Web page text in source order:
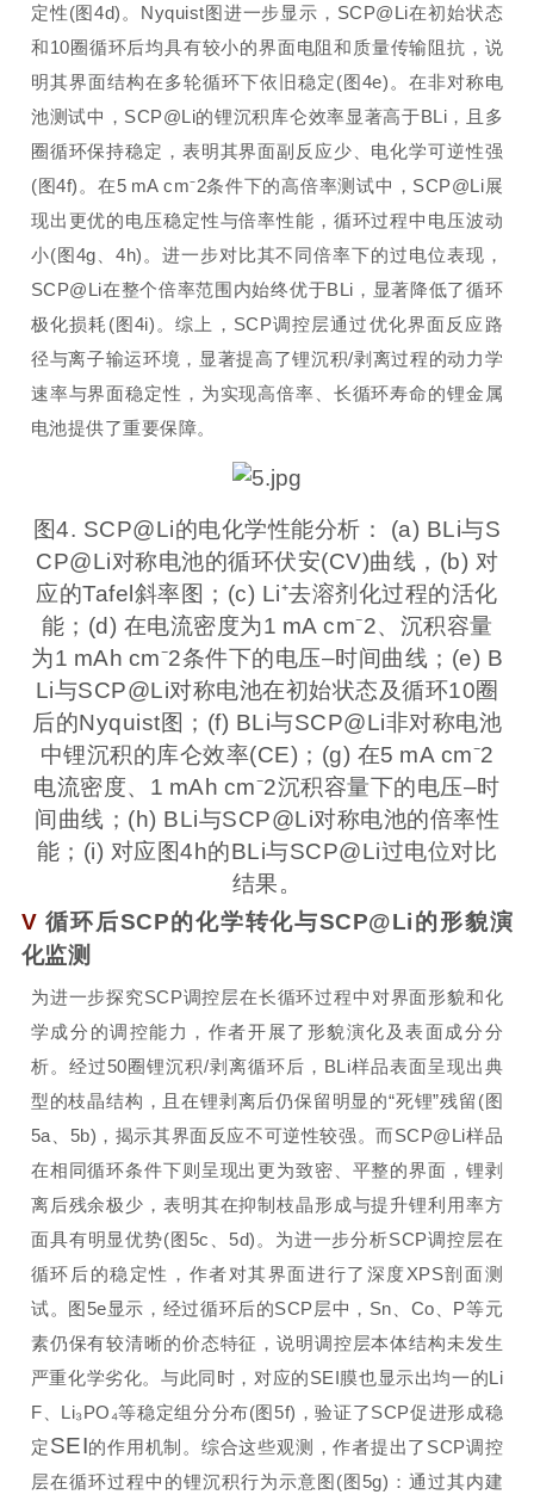
定性(图4d)。Nyquist图进一步显示，SCP@Li在初始状态
和10圈循环后均具有较小的界面电阻和质量传输阻抗，说
明其界面结构在多轮循环下依旧稳定(图4e)。在非对称电
池测试中，SCP@Li的锂沉积库仑效率显著高于BLi，且多
圈循环保持稳定，表明其界面副反应少、电化学可逆性强
(图4f)。在5 mA cm⁻2条件下的高倍率测试中，SCP@Li展
现出更优的电压稳定性与倍率性能，循环过程中电压波动
小(图4g、4h)。进一步对比其不同倍率下的过电位表现，
SCP@Li在整个倍率范围内始终优于BLi，显著降低了循环
极化损耗(图4i)。综上，SCP调控层通过优化界面反应路
径与离子输运环境，显著提高了锂沉积/剥离过程的动力学
速率与界面稳定性，为实现高倍率、长循环寿命的锂金属
电池提供了重要保障。
图4. SCP@Li的电化学性能分析： (a) BLi与S
CP@Li对称电池的循环伏安(CV)曲线，(b) 对
应的Tafel斜率图；(c) Li⁺去溶剂化过程的活化
能；(d) 在电流密度为1 mA cm⁻2、沉积容量
为1 mAh cm⁻2条件下的电压–时间曲线；(e) B
Li与SCP@Li对称电池在初始状态及循环10圈
后的Nyquist图；(f) BLi与SCP@Li非对称电池
中锂沉积的库仑效率(CE)；(g) 在5 mA cm⁻2
电流密度、1 mAh cm⁻2沉积容量下的电压–时
间曲线；(h) BLi与SCP@Li对称电池的倍率性
能；(i) 对应图4h的BLi与SCP@Li过电位对比
结果。
V 循环后SCP的化学转化与SCP@Li的形貌演
化监测
为进一步探究SCP调控层在长循环过程中对界面形貌和化
学成分的调控能力，作者开展了形貌演化及表面成分分
析。经过50圈锂沉积/剥离循环后，BLi样品表面呈现出典
型的枝晶结构，且在锂剥离后仍保留明显的“死锂”残留(图
5a、5b)，揭示其界面反应不可逆性较强。而SCP@Li样品
在相同循环条件下则呈现出更为致密、平整的界面，锂剥
离后残余极少，表明其在抑制枝晶形成与提升锂利用率方
面具有明显优势(图5c、5d)。为进一步分析SCP调控层在
循环后的稳定性，作者对其界面进行了深度XPS剖面测
试。图5e显示，经过循环后的SCP层中，Sn、Co、P等元
素仍保有较清晰的价态特征，说明调控层本体结构未发生
严重化学劣化。与此同时，对应的SEI膜也显示出均一的Li
F、Li₃PO₄等稳定组分分布(图5f)，验证了SCP促进形成稳
定SEI的作用机制。综合这些观测，作者提出了SCP调控
层在循环过程中的锂沉积行为示意图(图5g)：通过其内建